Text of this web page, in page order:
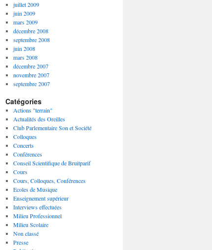
juillet 2009
juin 2009
mars 2009
décembre 2008
septembre 2008
juin 2008
mars 2008
décembre 2007
novembre 2007
septembre 2007
Catégories
Actions "terrain"
Actualités des Oreilles
Club Parlementaire Son et Société
Colloques
Concerts
Conférences
Conseil Scientifique de Bruitparif
Cours
Cours, Colloques, Conférences
Ecoles de Musique
Enseignement supérieur
Interviews effectuées
Milieu Professionnel
Milieu Scolaire
Non classé
Presse